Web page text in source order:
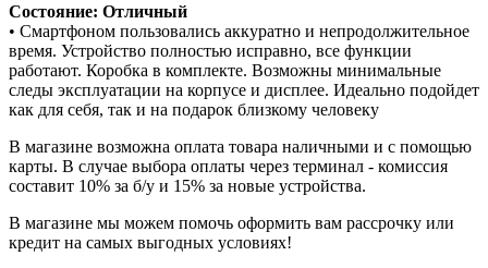
Состояние: Отличный
• Смартфоном пользовались аккуратно и непродолжительное
время. Устройство полностью исправно, все функции
работают. Коробка в комплекте. Возможны минимальные
следы эксплуатации на корпусе и дисплее. Идеально подойдет
как для себя, так и на подарок близкому человеку
В магазине возможна оплата товара наличными и с помощью
карты. В случае выбора оплаты через терминал - комиссия
составит 10% за б/у и 15% за новые устройства.
В магазине мы можем помочь оформить вам рассрочку или
кредит на самых выгодных условиях!